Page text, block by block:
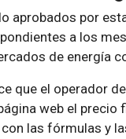
aprobados por
a los
de energía
que el operador
web el
las fórmulas y